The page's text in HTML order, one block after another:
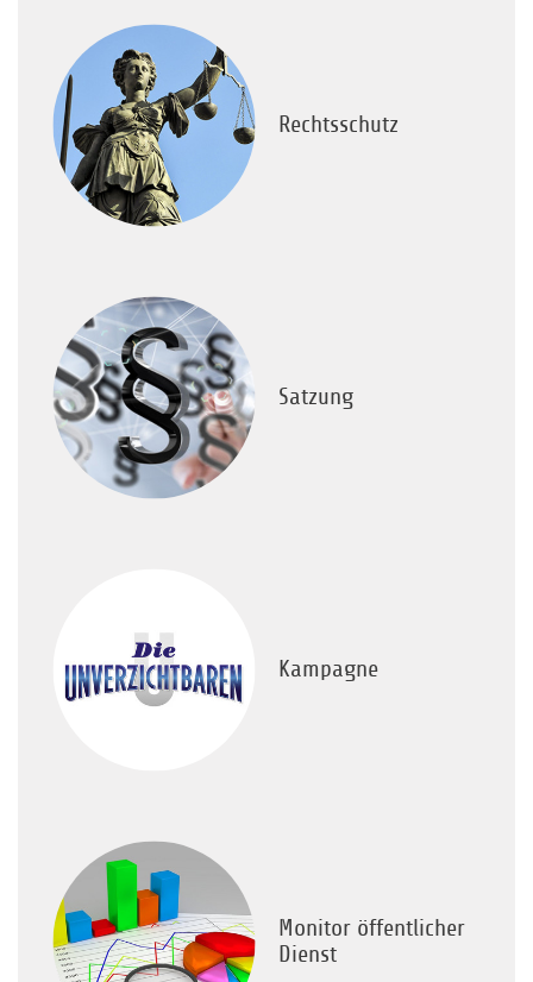
Rechtsschutz
Satzung
Kampagne
Monitor öffentlicher
Dienst